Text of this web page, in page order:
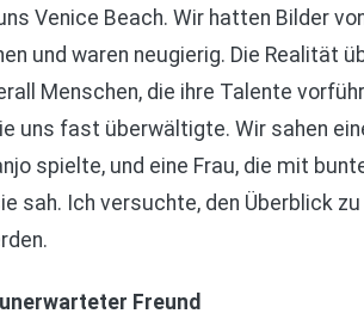
Venice Beach. Wir hatten Bilder
und waren neugierig. Die Realität
Menschen, die ihre Talente
uns fast überwältigte. Wir sahen
spielte, und eine Frau, die mit
sah. Ich versuchte, den Überblick
Freund